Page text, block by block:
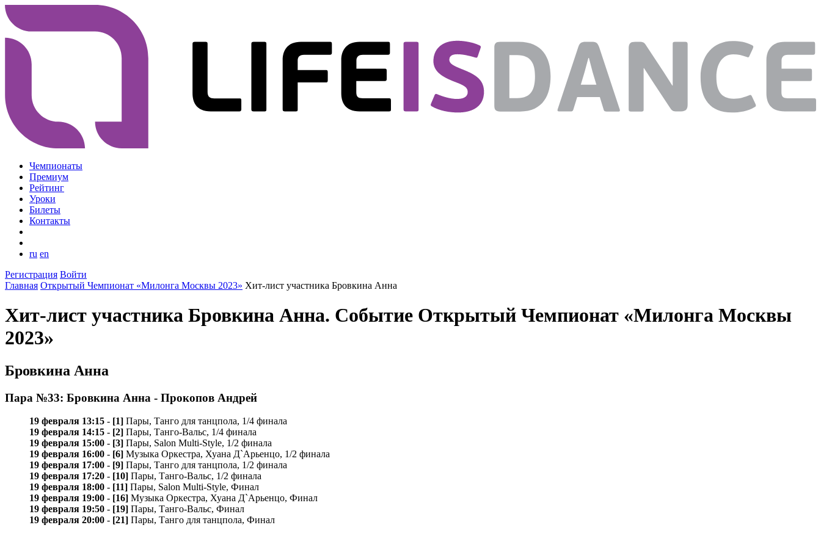
Чемпионаты
Премиум
Рейтинг
Уроки
Билеты
Контакты
ru en
Регистрация Войти
Главная Открытый Чемпионат «Милонга Москвы 2023» Хит-лист участника Бровкина Анна
Хит-лист участника Бровкина Анна. Событие Открытый Чемпионат «Милонга Москвы
2023»
Бровкина Анна
Пара №33: Бровкина Анна - Прокопов Андрей
19 февраля 13:15 - [1] Пары, Танго для танцпола, 1/4 финала
19 февраля 14:15 - [2] Пары, Танго-Вальс, 1/4 финала
19 февраля 15:00 - [3] Пары, Salon Multi-Style, 1/2 финала
19 февраля 16:00 - [6] Музыка Оркестра, Хуана Д`Арьенцо, 1/2 финала
19 февраля 17:00 - [9] Пары, Танго для танцпола, 1/2 финала
19 февраля 17:20 - [10] Пары, Танго-Вальс, 1/2 финала
19 февраля 18:00 - [11] Пары, Salon Multi-Style, Финал
19 февраля 19:00 - [16] Музыка Оркестра, Хуана Д`Арьенцо, Финал
19 февраля 19:50 - [19] Пары, Танго-Вальс, Финал
19 февраля 20:00 - [21] Пары, Танго для танцпола, Финал